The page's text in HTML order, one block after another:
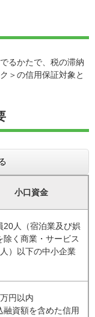
るかたで、税の滞納
＞の信用保証対象と
小口資金
20人（宿泊業及び娯
除く商業・サービス
）以下の中小企業
円以内
融資額を含めた信用